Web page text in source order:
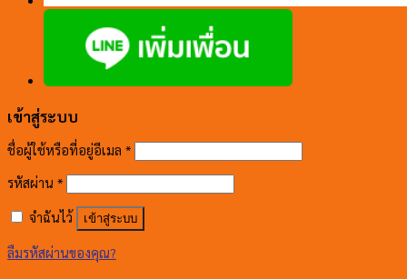
เข้าสู่ระบบ
ชื่อผู้ใช้หรือที่อยู่อีเมล *
รหัสผ่าน *
จำฉันไว้ เข้าสู่ระบบ
ลืมรหัสผ่านของคุณ?